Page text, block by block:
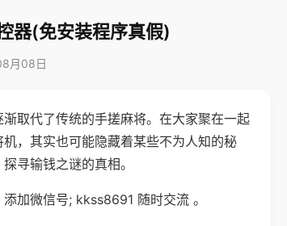
器(免安装程序真假)
月08日
取代了传统的手搓麻将。在大家聚在一起
，其实也可能隐藏着某些不为人知的秘
寻输钱之谜的真相。
加微信号; kkss8691 随时交流 。